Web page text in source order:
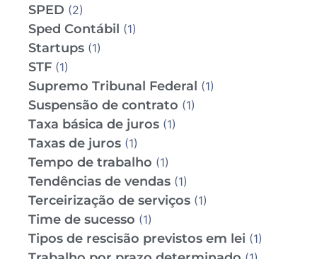
SPED (2)
Sped Contábil (1)
Startups (1)
STF (1)
Supremo Tribunal Federal (1)
Suspensão de contrato (1)
Taxa básica de juros (1)
Taxas de juros (1)
Tempo de trabalho (1)
Tendências de vendas (1)
Terceirização de serviços (1)
Time de sucesso (1)
Tipos de rescisão previstos em lei (1)